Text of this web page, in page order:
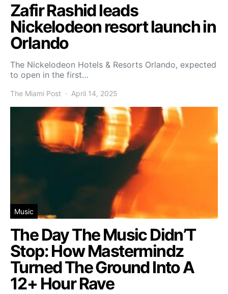
Zafir Rashid leads
Nickelodeon resort launch in
Orlando
The Nickelodeon Hotels & Resorts Orlando, expected
to open in the first…
The Miami Post April 14, 2025
Music
The Day The Music Didn’T
Stop: How Mastermindz
Turned The Ground Into A
12+ Hour Rave